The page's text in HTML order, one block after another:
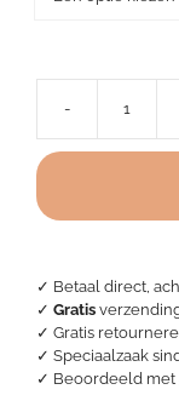
✓ Betaal direct,
✓ Gratis
✓ Gratis
✓ Speciaalzaak
✓ Beoordeeld
-